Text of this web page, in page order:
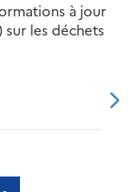
à jour
sur les déchets